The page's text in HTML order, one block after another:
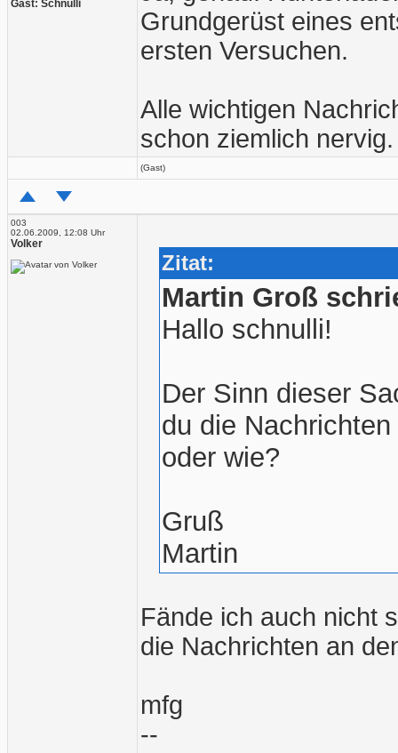
Gast: Schnulli
Grundgerüst eines
ersten Versuchen.
Alle wichtigen
schon ziemlich nervig.
(Gast)
003
02.06.2009, 12:08 Uhr
Volker
Zitat:
Martin Groß
Hallo schnulli!
Der Sinn dieser
du die
oder wie?
Gruß
Martin
Fände ich auch nicht
die Nachrichten an
mfg
--